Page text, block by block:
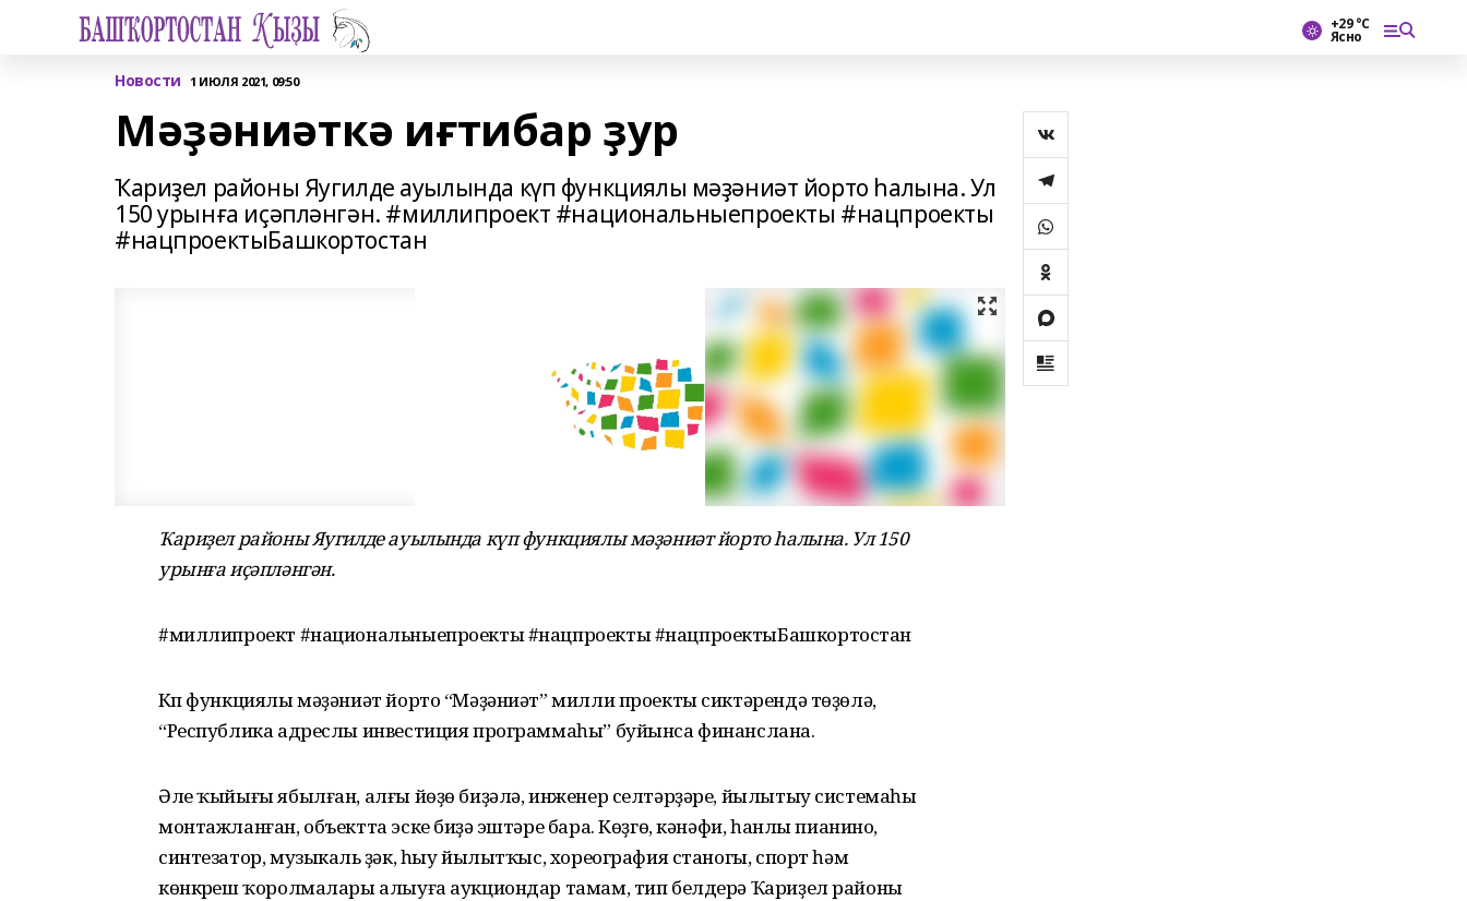
+29 °С
Ясно
Новости 1 ИЮЛЯ 2021, 09:50
Мәҙәниәткә иғтибар ҙур
Ҡариҙел районы Яугилде ауылында күп функциялы мәҙәниәт йорто һалына. Ул
150 урынға иҫәпләнгән. #миллипроект #национальныепроекты #нацпроекты
#нацпроектыБашкортостан
Ҡариҙел районы Яугилде ауылында күп функциялы мәҙәниәт йорто һалына. Ул 150
урынға иҫәпләнгән.
#миллипроект #национальныепроекты #нацпроекты #нацпроектыБашкортостан
Күп функциялы мәҙәниәт йорто “Мәҙәниәт” милли проекты сиктәрендә төҙөлә,
“Республика адреслы инвестиция программаһы” буйынса финанслана.
Әле ҡыйығы ябылған, алғы йөҙө биҙәлә, инженер селтәрҙәре, йылытыу системаһы
монтажланған, объектта эске биҙәү эштәре бара. Көҙгө, кәнәфи, һанлы пианино,
синтезатор, музыкаль үҙәк, һыу йылытҡыс, хореография станогы, спорт һәм
көнкүреш ҡоролмалары алыуға аукциондар тамам, тип белдерә Ҡариҙел районы